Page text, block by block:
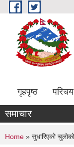
Skip to main content
गृहपृष्ठ परिचय
समाचार
You are
Home » सुधारिएको